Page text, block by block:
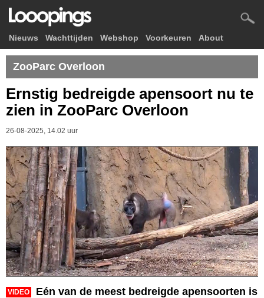
Nieuws Wachttijden Webshop Voorkeuren About
ZooParc Overloon
Ernstig bedreigde apensoort nu te
zien in ZooParc Overloon
26-08-2025, 14.02 uur
VIDEO
Eén van de meest bedreigde apensoorten is